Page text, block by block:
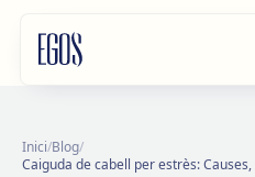
Inici/Blog/
Caiguda de cabell per estrès: